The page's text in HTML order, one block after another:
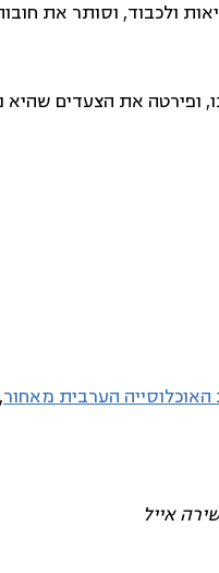
ולכבוד, וסותר את
ופירטה את הצעדים
הערבית מאחור
אייל